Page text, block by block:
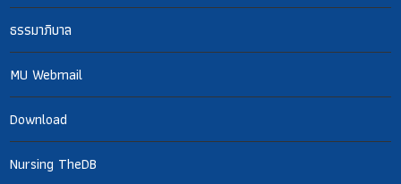
ธรรมาภิบาล
MU Webmail
Download
Nursing TheDB